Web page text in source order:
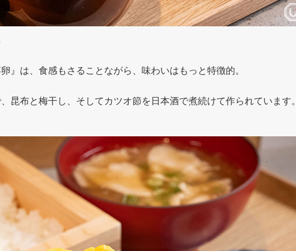
』は、食感もさることながら、味わいはもっと特徴的。
昆布と梅干し、そしてカツオ節を日本酒で煮続けて作られています。